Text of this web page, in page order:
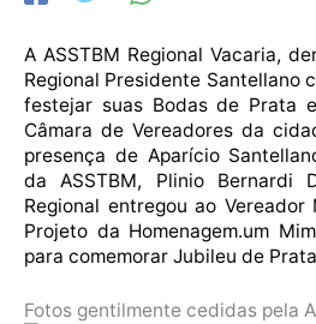
A ASSTBM Regional Vacaria,
Regional Presidente Santellano
festejar suas Bodas de Prata
Câmara de Vereadores da
presença de Aparício
da ASSTBM, Plinio Bernardi
Regional entregou ao
Projeto da Homenagem.um
para comemorar Jubileu de
Fotos gentilmente cedidas pela